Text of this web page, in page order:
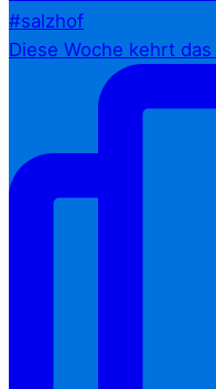
Diese Woche kehrt